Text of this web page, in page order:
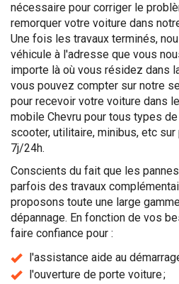
nécessaire pour corriger le
remorquer votre voiture dans
Une fois les travaux terminés,
véhicule à l'adresse que vous
importe là où vous résidez dans
vous pouvez compter sur notre
pour recevoir votre voiture dans
mobile Chevru pour tous types
scooter, utilitaire, minibus, etc
7j/24h.
Conscients du fait que les
parfois des travaux
proposons toute une large
dépannage. En fonction de vos
faire confiance pour :
l'assistance aide au
l'ouverture de porte voiture ;